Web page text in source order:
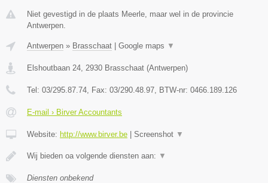
Niet gevestigd in de plaats Meerle, maar wel in de provincie
Antwerpen.
Antwerpen » Brasschaat Google maps ▼
Elshoutbaan 24 2930 Brasschaat (Antwerpen)
Tel: 03/295.87.74 , Fax: 03/290.48.97 , BTW-nr: 0466.189.126
E-mail › Birver Accountants
Website: http://www.birver.be Screenshot ▼
Wij bieden oa volgende diensten aan: ▼
Diensten onbekend